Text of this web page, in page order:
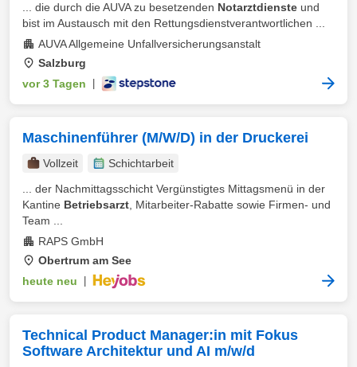
... die durch die AUVA zu besetzenden Notarztdienste und
bist im Austausch mit den Rettungsdienstverantwortlichen ...
AUVA Allgemeine Unfallversicherungsanstalt
Salzburg
vor 3 Tagen
Maschinenführer (M/W/D) in der Druckerei
Vollzeit
Schichtarbeit
... der Nachmittagsschicht Vergünstigtes Mittagsmenü in der
Kantine Betriebsarzt , Mitarbeiter-Rabatte sowie Firmen- und
Team ...
RAPS GmbH
Obertrum am See
heute neu
Technical Product Manager:in mit Fokus
Software Architektur und AI m/w/d